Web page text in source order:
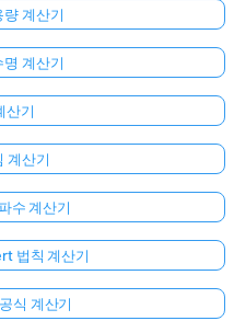
량 계산기
명 계산기
산기
계산기
수 계산기
법칙 계산기
식 계산기